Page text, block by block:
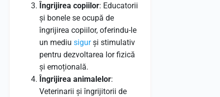
Îngrijirea copiilor: Educatorii
și bonele se ocupă de
îngrijirea copiilor, oferindu-le
un mediu sigurși stimulativ
pentru dezvoltarea lor fizică
și emoțională.
Îngrijirea animalelor:
Veterinarii și îngrijitorii de